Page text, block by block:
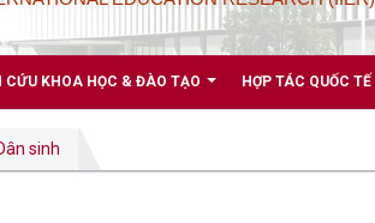
CỨU KHOA HỌC & ĐÀO TẠO HỢP TÁC QUỐC TẾ
sinh